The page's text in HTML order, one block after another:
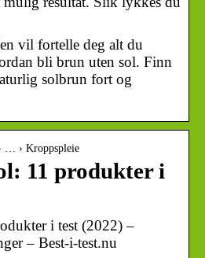
vil fortelle deg alt du
bli brun uten sol. Finn
solbrun fort og
… › Kroppspleie
11 produkter i
i test (2022) –
– Best-i-test.nu